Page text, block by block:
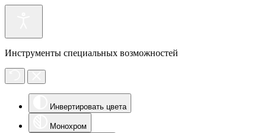
Инструменты специальных возможностей
Инвертировать цвета
Монохром